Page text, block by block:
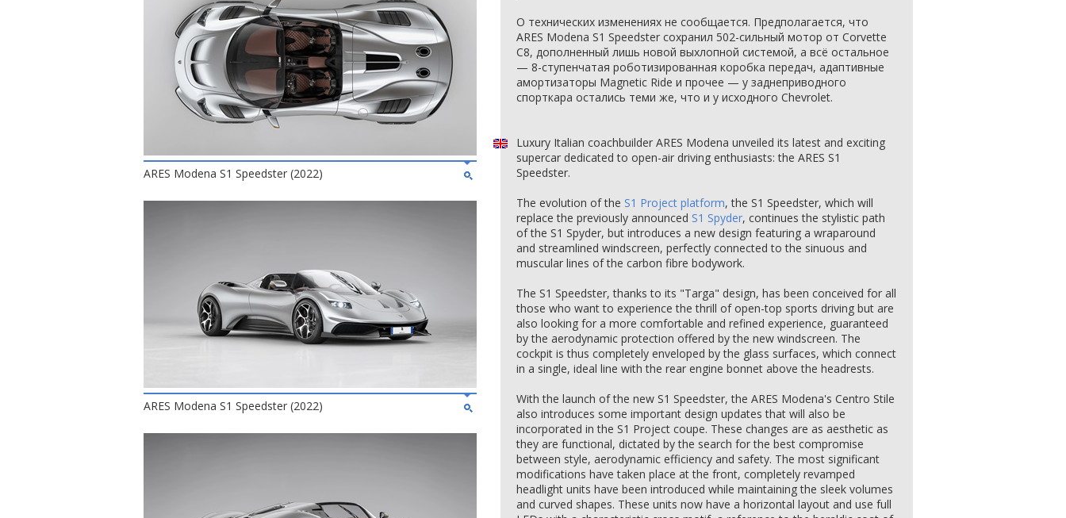
ARES Modena S1 Speedster (2022)
ARES Modena S1 Speedster (2022)
О технических изменениях не сообщается. Предполагается, что
ARES Modena S1 Speedster сохранил 502-сильный мотор от Corvette
C8, дополненный лишь новой выхлопной системой, а всё остальное
— 8-ступенчатая роботизированная коробка передач, адаптивные
амортизаторы Magnetic Ride и прочее — у заднеприводного
спорткара остались теми же, что и у исходного Chevrolet.
Luxury Italian coachbuilder ARES Modena unveiled its latest and exciting
supercar dedicated to open-air driving enthusiasts: the ARES S1
Speedster.
The evolution of the S1 Project platform, the S1 Speedster, which will
replace the previously announced S1 Spyder, continues the stylistic path
of the S1 Spyder, but introduces a new design featuring a wraparound
and streamlined windscreen, perfectly connected to the sinuous and
muscular lines of the carbon fibre bodywork.
The S1 Speedster, thanks to its "Targa" design, has been conceived for all
those who want to experience the thrill of open-top sports driving but are
also looking for a more comfortable and refined experience, guaranteed
by the aerodynamic protection offered by the new windscreen. The
cockpit is thus completely enveloped by the glass surfaces, which connect
in a single, ideal line with the rear engine bonnet above the headrests.
With the launch of the new S1 Speedster, the ARES Modena's Centro Stile
also introduces some important design updates that will also be
incorporated in the S1 Project coupe. These changes are as aesthetic as
they are functional, dictated by the search for the best compromise
between style, aerodynamic efficiency and safety. The most significant
modifications have taken place at the front, completely revamped
headlight units have been introduced while maintaining the sleek volumes
and curved shapes. These units now have a horizontal layout and use full